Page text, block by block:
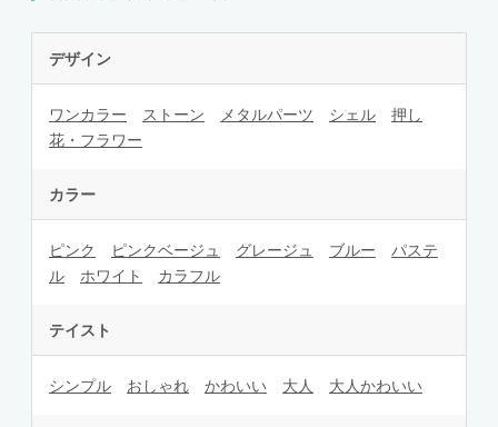
デザイン
ワンカラー ストーン メタルパーツ シェル
押し
花・フラワー
カラー
ピンク ピンクベージュ グレージュ ブルー
パステ
ル
ホワイト カラフル
テイスト
シンプル おしゃれ かわいい 大人 大人かわいい